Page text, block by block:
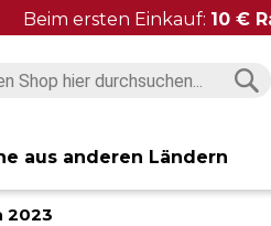
Beim ersten Einkauf: 10 €
aus anderen Ländern
2023